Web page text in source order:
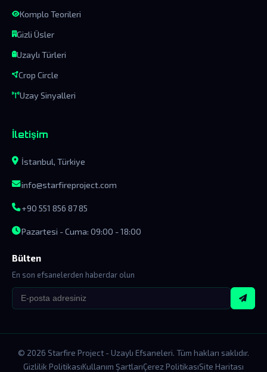
Komplo Teorileri
Gizli Üsler
Uzaylı Türleri
Crop Circle
Uzay Sinyalleri
İletişim
İstanbul, Türkiye
info@starfireproject.com
+90 551 856 87 85
Pazartesi - Cuma: 09:00 - 18:00
Bülten
En son efsanelerden haberdar olun
© 2026 Starfire Project - Uzaylı Efsaneleri. Tüm hakları saklıdır.
Gizlilik PolitikasıKullanım ŞartlarıÇerez PolitikasıSite Haritası